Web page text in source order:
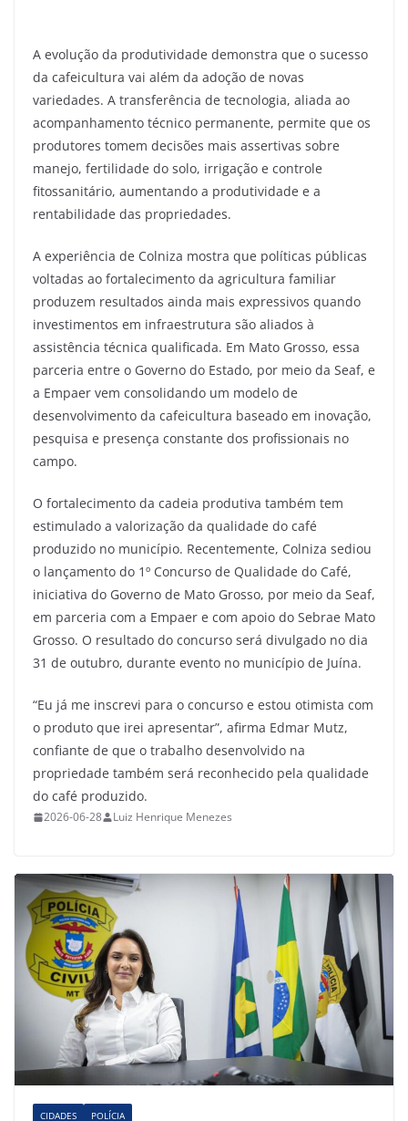
A evolução da produtividade demonstra que o sucesso
da cafeicultura vai além da adoção de novas
variedades. A transferência de tecnologia, aliada ao
acompanhamento técnico permanente, permite que os
produtores tomem decisões mais assertivas sobre
manejo, fertilidade do solo, irrigação e controle
fitossanitário, aumentando a produtividade e a
rentabilidade das propriedades.
A experiência de Colniza mostra que políticas públicas
voltadas ao fortalecimento da agricultura familiar
produzem resultados ainda mais expressivos quando
investimentos em infraestrutura são aliados à
assistência técnica qualificada. Em Mato Grosso, essa
parceria entre o Governo do Estado, por meio da Seaf, e
a Empaer vem consolidando um modelo de
desenvolvimento da cafeicultura baseado em inovação,
pesquisa e presença constante dos profissionais no
campo.
O fortalecimento da cadeia produtiva também tem
estimulado a valorização da qualidade do café
produzido no município. Recentemente, Colniza sediou
o lançamento do 1º Concurso de Qualidade do Café,
iniciativa do Governo de Mato Grosso, por meio da Seaf,
em parceria com a Empaer e com apoio do Sebrae Mato
Grosso. O resultado do concurso será divulgado no dia
31 de outubro, durante evento no município de Juína.
“Eu já me inscrevi para o concurso e estou otimista com
o produto que irei apresentar”, afirma Edmar Mutz,
confiante de que o trabalho desenvolvido na
propriedade também será reconhecido pela qualidade
do café produzido.
2026-06-28 Luiz Henrique Menezes
CIDADES POLÍCIA